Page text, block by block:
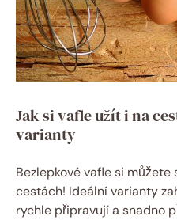
Jak si vafle užít i na
varianty
Bezlepkové vafle si
cestách! Ideální varianty
rychle připravují a snadno